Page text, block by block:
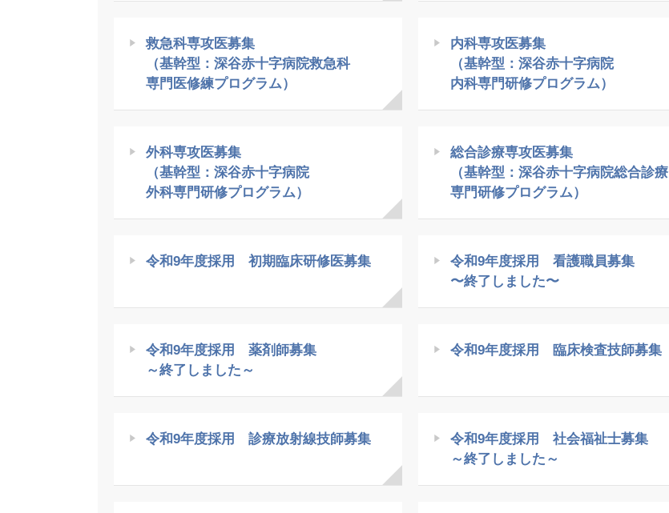
救急科専攻医募集
（基幹型：深谷赤十字病院救急科
専門医修練プログラム）
内科専攻医募集
（基幹型：深谷赤十字病院
内科専門研修プログラム）
外科専攻医募集
（基幹型：深谷赤十字病院
外科専門研修プログラム）
総合診療専攻医募集
（基幹型：深谷赤十字病院総合診療
専門研修プログラム）
令和9年度採用 初期臨床研修医募集
令和9年度採用 看護職員募集
〜終了しました〜
令和9年度採用 薬剤師募集
～終了しました～
令和9年度採用 臨床検査技師募集
令和9年度採用 診療放射線技師募集
令和9年度採用 社会福祉士募集
～終了しました～